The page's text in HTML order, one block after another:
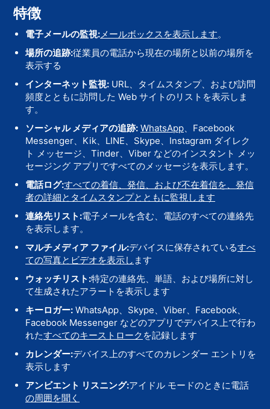
特徴
電子メールの監視:メールボックスを表示します。
場所の追跡:従業員の電話から現在の場所と以前の場所を
表示する
インターネット監視: URL、タイムスタンプ、および訪問
頻度とともに訪問した Web サイトのリストを表示しま
す。
ソーシャル メディアの追跡: WhatsApp、Facebook
Messenger、Kik、LINE、Skype、Instagram ダイレク
ト メッセージ、Tinder、Viber などのインスタント メッ
セージング アプリですべてのメッセージを表示します。
電話ログ:すべての着信、発信、および不在着信を、発信
者の詳細とタイムスタンプとともに監視します
連絡先リスト:電子メールを含む、電話のすべての連絡先
を表示します。
マルチメディア ファイル:デバイスに保存されているすべ
ての写真とビデオを表示し ます
ウォッチリスト:特定の連絡先、単語、および場所に対し
て生成されたアラートを表示します
キーロガー: WhatsApp、Skype、Viber、Facebook、
Facebook Messenger などのアプリでデバイス上で行わ
れたすべてのキーストローク を記録します
カレンダー:デバイス上のすべてのカレンダー エントリを
表示します
アンビエント リスニング:アイドル モードのときに電話
の周囲を聞く